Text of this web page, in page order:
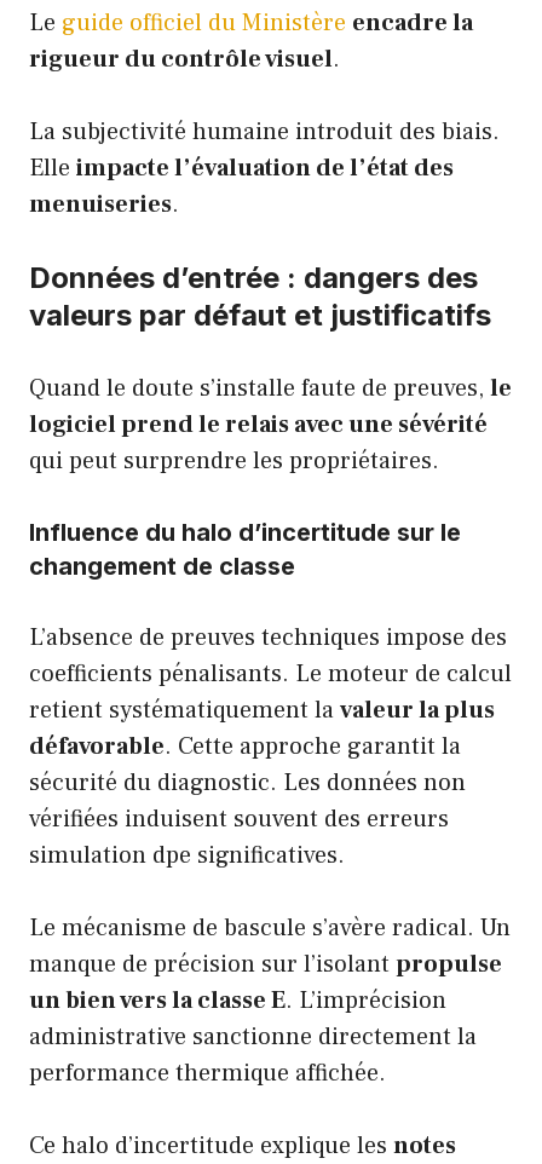
Le guide officiel du Ministère encadre la
rigueur du contrôle visuel.
La subjectivité humaine introduit des biais.
Elle impacte l’évaluation de l’état des
menuiseries.
Données d’entrée : dangers des
valeurs par défaut et justificatifs
Quand le doute s’installe faute de preuves, le
logiciel prend le relais avec une sévérité
qui peut surprendre les propriétaires.
Influence du halo d’incertitude sur le
changement de classe
L’absence de preuves techniques impose des
coefficients pénalisants. Le moteur de calcul
retient systématiquement lavaleur la plus
défavorable. Cette approche garantit la
sécurité du diagnostic. Les données non
vérifiées induisent souvent des erreurs
simulation dpe significatives.
Le mécanisme de bascule s’avère radical. Un
manque de précision sur l’isolant propulse
un bien vers la classe E. L’imprécision
administrative sanctionne directement la
performance thermique affichée.
Ce halo d’incertitude explique les notes